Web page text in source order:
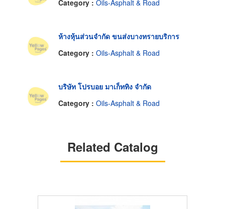
Category : Oils-Asphalt & Road
ห้างหุ้นส่วนจำกัด ขนส่งบางทรายบริการ
Category : Oils-Asphalt & Road
บริษัท โปรบอย มาเก็ททิง จำกัด
Category : Oils-Asphalt & Road
Related Catalog